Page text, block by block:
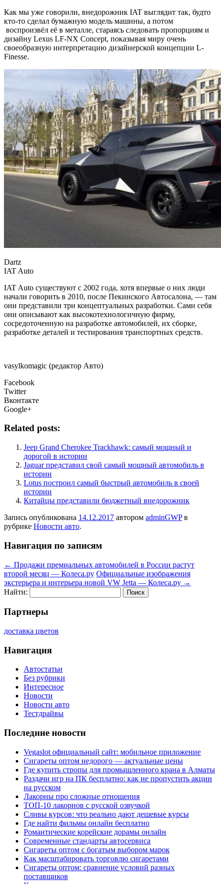
Как мы уже говорили, внедорожник IAT выглядит так, будто
кто-то сделал бумажную модель машины, а потом
воспроизвёл её в металле, стараясь следовать пропорциям и
дизайну Lexus LF-NX Concept, показывая миру очень
своеобразную интерпретацию дизайнерской концепции L-
Finesse.
Dartz
IAT Auto
IAT Auto существуют с 2002 года, хотя впервые о них люди
начали говорить в 2010, после Пекинского Автосалона, — там
они представили три концептуальных разработки. Сами себя
они описывают как высокотехнологичную фирму,
сосредоточенную на разработке автомобилей, их сборке,
разработке деталей и тестирования транспортных средств.
vasylkomagic (редактор Авто)
Facebook
Twitter
Вконтакте
Google+
Related posts:
Jeep Grand Cherokee Trackhawk: самый мощный и
дорогой в истории
Jaguar представил свой самый мощный автомобиль в
истории
Lotus построил самый быстрый автомобиль в своей
истории
Китайцы представили бюджетный внедорожник
Запись опубликована 14.12.2017 автором adminGWPв
рубрике Новости авто.
Навигация по записям
← Продажи премиальных автомобилей в России растут
второй месяц — Колеса.ру Официальные изображения
экстерьера и интерьера новой VW Jetta — Колеса.ру →
Найти:
Партнеры
доставка цветов
Навигация
Автостатьи
Без рубрики
Интересное
Новости
Новости авто
Тестдрайвы
Последние новости
Vegaslot официальный сайт: мобильное приложение
Сигареты оптом недорого — актуальные цены
Где купить стропы для промышленного крана в Алматы
Раздачи игр на ПК бесплатно: как не пропустить акции
на русском
Лакорны про сложные отношения
ТОП-10 лакорнов с русской озвучкой
Сливы курсов: что реально дают дешевые курсы
Где найти фильмы онлайн бесплатно
Романтические корейские дорамы онлайн
Современные стандарты автосервиса
Сигареты оптом с богатым выбором марок
Как масштабировать торговлю сигаретами
Сигареты оптом: сравнение условий разных
поставщиков